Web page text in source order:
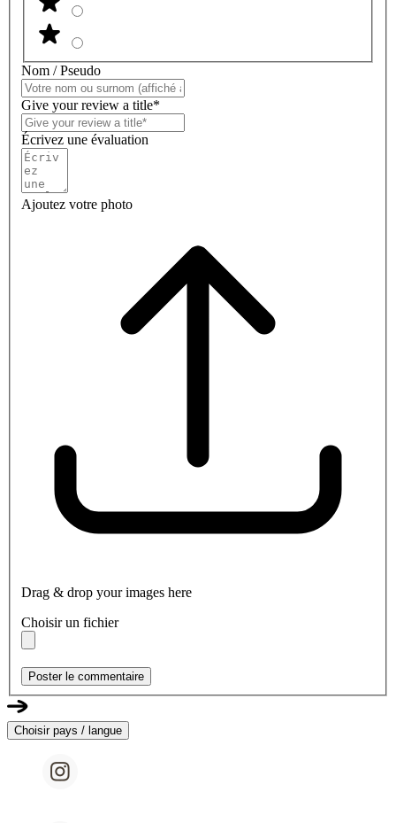
Nom / Pseudo
Give your review a title*
Écrivez une évaluation
Ajoutez votre photo
Drag & drop your images here
Choisir un fichier
Poster le commentaire
Choisir pays / langue